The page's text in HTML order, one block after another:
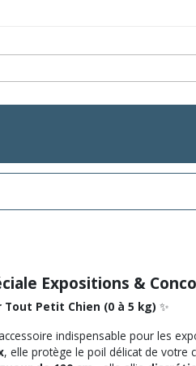
Expositions &
Petit Chien (0 à 5 kg) ✨
indispensable pour les
, elle protège le poil délicat de votre